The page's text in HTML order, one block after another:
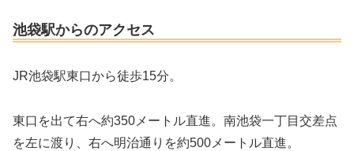
池袋駅からのアクセス
JR池袋駅東口から徒歩15分。
東口を出て右へ約350メートル直進。南池袋一丁目交差点
を左に渡り、右へ明治通りを約500メートル直進。